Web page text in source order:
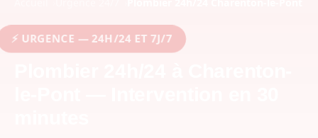
⚡ URGENCE — 24H/24 ET 7J/7